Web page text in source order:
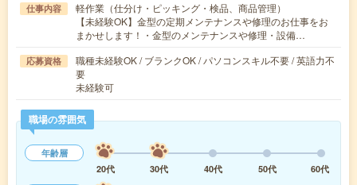
仕事内容
軽作業（仕分け・ピッキング・検品、商品管理）
【未経験OK】金型の定期メンテナンスや修理のお仕事をお
まかせします！・金型のメンテナンスや修理・設備…
応募資格
職種未経験OK / ブランクOK / パソコンスキル不要 / 英語力不
要
未経験可
職場の雰囲気
年齢層
20代
30代 40代 50代
60代